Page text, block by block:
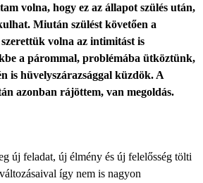
volna, hogy ez az állapot szülés után,
Miután szülést követően a
volna az intimitást is
a párommal, problémába ütköztünk,
is hüvelyszárazsággal küzdök. A
azonban rájöttem, van megoldás.
új feladat, új élmény és új felelősség tölti
így nem is nagyon